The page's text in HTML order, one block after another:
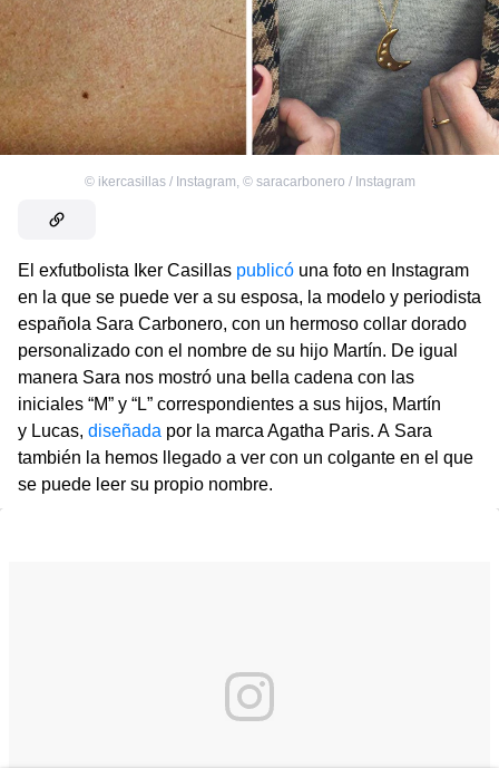
© ikercasillas / Instagram © saracarbonero / Instagram
El exfutbolista Iker Casillas publicó una foto en Instagram
en la que se puede ver a su esposa, la modelo y periodista
española Sara Carbonero, con un hermoso collar dorado
personalizado con el nombre de su hijo Martín. De igual
manera Sara nos mostró una bella cadena con las
iniciales “M” y “L” correspondientes a sus hijos, Martín
y Lucas, diseñada por la marca Agatha Paris. A Sara
también la hemos llegado a ver con un colgante en el que
se puede leer su propio nombre.